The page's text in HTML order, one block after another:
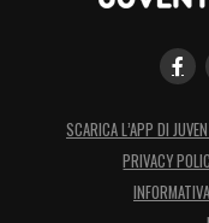
SCARICA L’APP DI
PRIVACY